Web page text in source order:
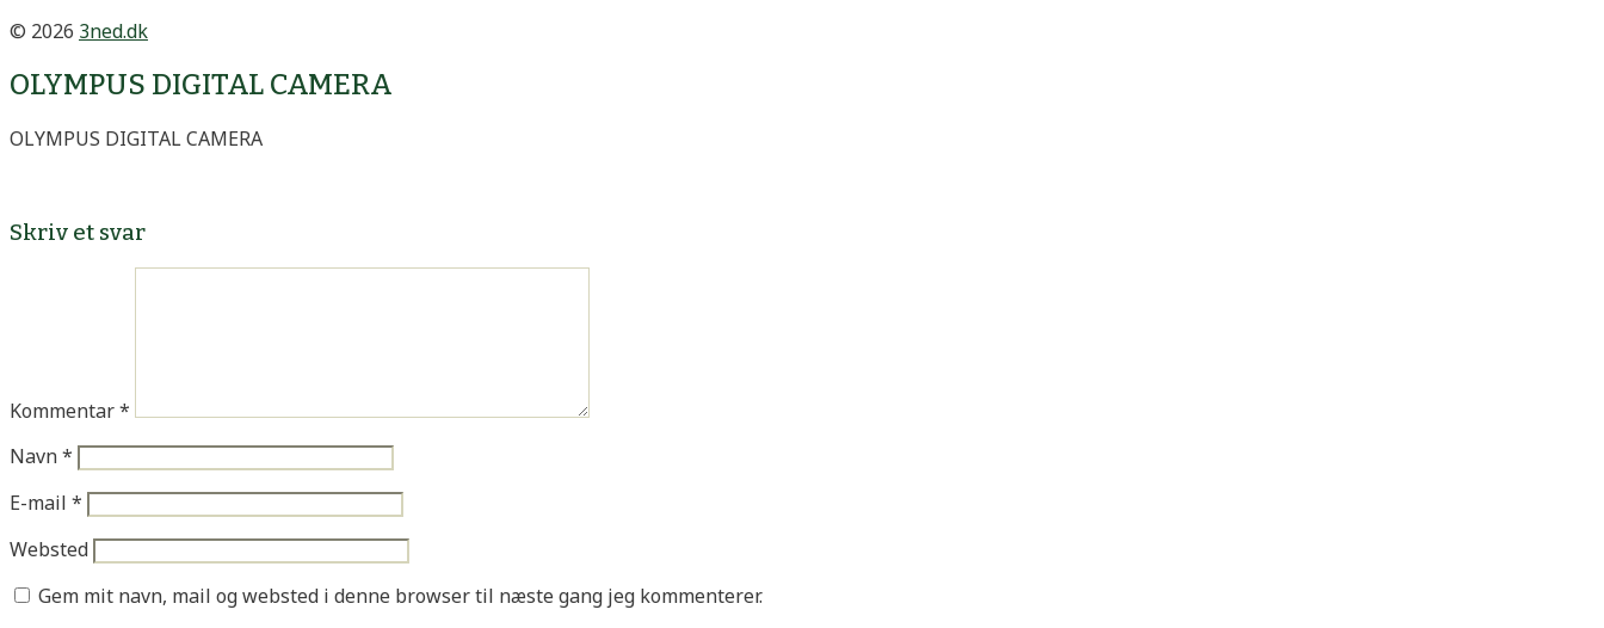
© 2026 3ned.dk
OLYMPUS DIGITAL CAMERA
OLYMPUS DIGITAL CAMERA
Skriv et svar
Kommentar*
Navn*
E-mail *
Websted
Gem mit navn, mail og websted i denne browser til næste gang jeg kommenterer.